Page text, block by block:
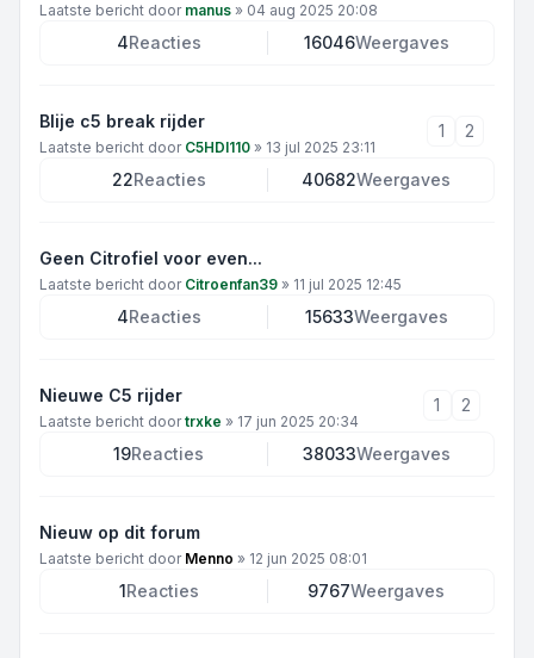
Laatste bericht door manus » 04 aug 2025 20:08
4Reacties 16046Weergaves
Blije c5 break rijder
Laatste bericht door C5HDI110 » 13 jul 2025 23:11
1 2
22Reacties 40682Weergaves
Geen Citrofiel voor even...
Laatste bericht door Citroenfan39 » 11 jul 2025 12:45
4Reacties 15633Weergaves
Nieuwe C5 rijder
Laatste bericht doortrxke » 17 jun 2025 20:34
1 2
19Reacties 38033Weergaves
Nieuw op dit forum
Laatste bericht door Menno » 12 jun 2025 08:01
1Reacties 9767Weergaves